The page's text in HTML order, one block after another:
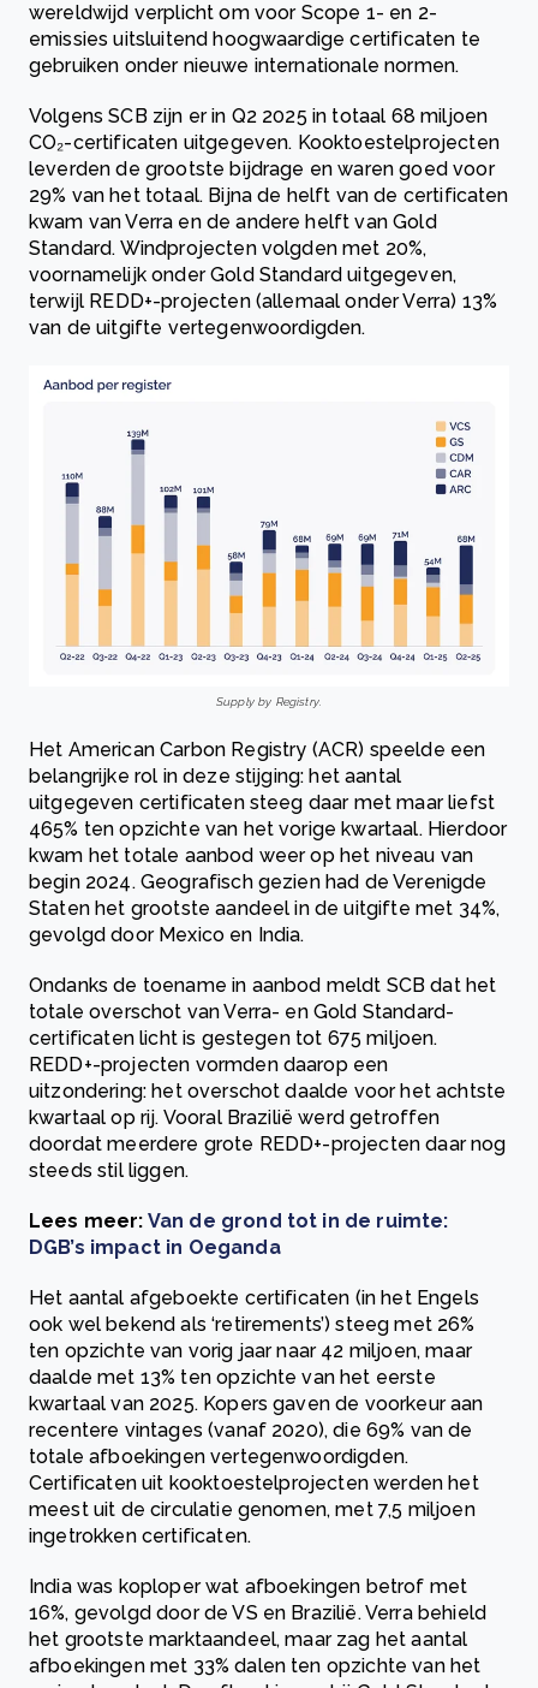
wereldwijd verplicht om voor Scope 1- en 2-
emissies uitsluitend hoogwaardige certificaten te
gebruiken onder nieuwe internationale normen.
Volgens SCB zijn er in Q2 2025 in totaal 68 miljoen
CO₂-certificaten uitgegeven. Kooktoestelprojecten
leverden de grootste bijdrage en waren goed voor
29% van het totaal. Bijna de helft van de certificaten
kwam van Verra en de andere helft van Gold
Standard. Windprojecten volgden met 20%,
voornamelijk onder Gold Standard uitgegeven,
terwijl REDD+-projecten (allemaal onder Verra) 13%
van de uitgifte vertegenwoordigden.
Supply by Registry.
Het American Carbon Registry (ACR) speelde een
belangrijke rol in deze stijging: het aantal
uitgegeven certificaten steeg daar met maar liefst
465% ten opzichte van het vorige kwartaal. Hierdoor
kwam het totale aanbod weer op het niveau van
begin 2024. Geografisch gezien had de Verenigde
Staten het grootste aandeel in de uitgifte met 34%,
gevolgd door Mexico en India.
Ondanks de toename in aanbod meldt SCB dat het
totale overschot van Verra- en Gold Standard-
certificaten licht is gestegen tot 675 miljoen.
REDD+-projecten vormden daarop een
uitzondering: het overschot daalde voor het achtste
kwartaal op rij. Vooral Brazilië werd getroffen
doordat meerdere grote REDD+-projecten daar nog
steeds stil liggen.
Lees meer: Van de grond tot in de ruimte:
DGB’s impact in Oeganda
Het aantal afgeboekte certificaten (in het Engels
ook wel bekend als ‘retirements’) steeg met 26%
ten opzichte van vorig jaar naar 42 miljoen, maar
daalde met 13% ten opzichte van het eerste
kwartaal van 2025. Kopers gaven de voorkeur aan
recentere vintages (vanaf 2020), die 69% van de
totale afboekingen vertegenwoordigden.
Certificaten uit kooktoestelprojecten werden het
meest uit de circulatie genomen, met 7,5 miljoen
ingetrokken certificaten.
India was koploper wat afboekingen betrof met
16%, gevolgd door de VS en Brazilië. Verra behield
het grootste marktaandeel, maar zag het aantal
afboekingen met 33% dalen ten opzichte van het